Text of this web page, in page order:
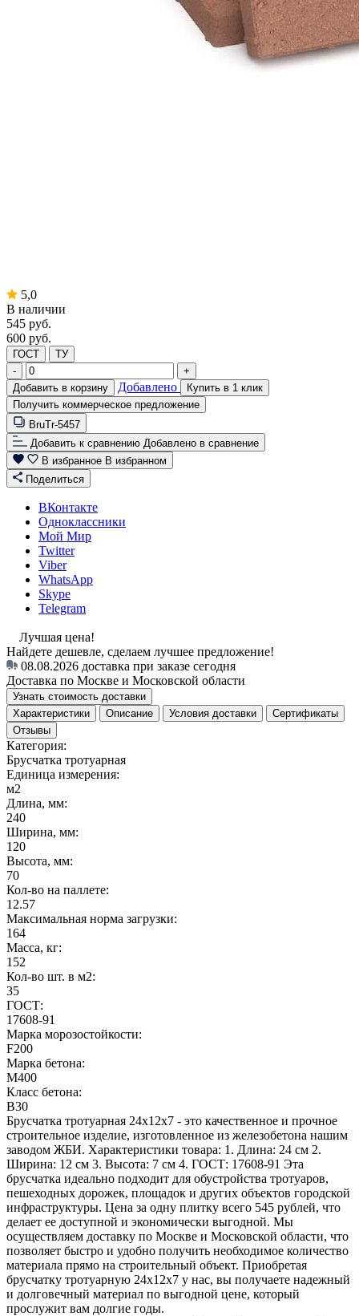
5,0
В наличии
545 руб.
600 руб.
ГОСТ
ТУ
-
+
Добавить в корзину
Добавлено
Купить в 1 клик
Получить коммерческое предложение
BruTr-5457
Добавить к сравнению Добавлено в сравнение
В избранное В избранном
Поделиться
ВКонтакте
Одноклассники
Мой Мир
Twitter
Viber
WhatsApp
Skype
Telegram
Лучшая цена!
Найдете дешевле, сделаем лучшее предложение!
08.08.2026 доставка при заказе сегодня
Доставка по Москве и Московской области
Узнать стоимость доставки
Характеристики
Описание Условия доставки
Сертификаты
Отзывы
Категория:
Брусчатка тротуарная
Единица измерения:
м2
Длина, мм:
240
Ширина, мм:
120
Высота, мм:
70
Кол-во на паллете:
12.57
Максимальная норма загрузки:
164
Масса, кг:
152
Кол-во шт. в м2:
35
ГОСТ:
17608-91
Марка морозостойкости:
F200
Марка бетона:
М400
Класс бетона:
В30
Брусчатка тротуарная 24x12x7 - это качественное и прочное
строительное изделие, изготовленное из железобетона нашим
заводом ЖБИ. Характеристики товара: 1. Длина: 24 см 2.
Ширина: 12 см 3. Высота: 7 см 4. ГОСТ: 17608-91 Эта
брусчатка идеально подходит для обустройства тротуаров,
пешеходных дорожек, площадок и других объектов городской
инфраструктуры. Цена за одну плитку всего 545 рублей, что
делает ее доступной и экономически выгодной. Мы
осуществляем доставку по Москве и Московской области, что
позволяет быстро и удобно получить необходимое количество
материала прямо на строительный объект. Приобретая
брусчатку тротуарную 24x12x7 у нас, вы получаете надежный
и долговечный материал по выгодной цене, который
прослужит вам долгие годы.